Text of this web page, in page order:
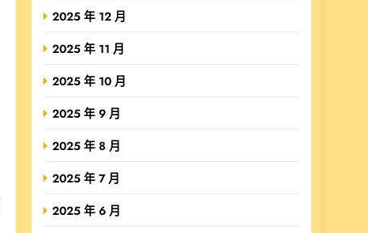
2025 年 12 月
2025 年 11 月
2025 年 10 月
2025 年 9 月
2025 年 8 月
2025 年 7 月
2025 年 6 月